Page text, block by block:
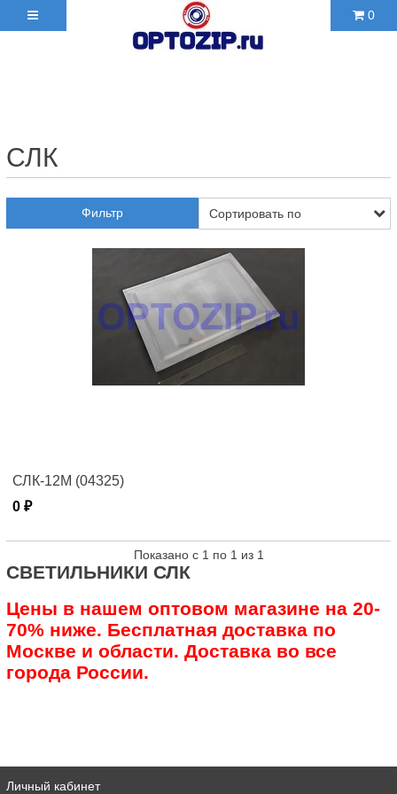
0
СЛК
Фильтр
СЛК-12М (04325)
0 ₽
Показано с 1 по 1 из 1
СВЕТИЛЬНИКИ СЛК
Цены в нашем оптовом магазине на 20-
70% ниже. Бесплатная доставка по
Москве и области. Доставка во все
города России.
Личный кабинет